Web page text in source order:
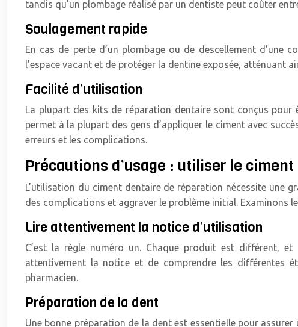
tandis qu’un plombage réalisé par un dentiste peut coûter
Soulagement rapide
En cas de perte d’un plombage ou de descellement d’une
l’espace vacant et de protéger la dentine exposée, atténuant
Facilité d’utilisation
La plupart des kits de réparation dentaire sont conçus pour
permet à la plupart des gens d’appliquer le ciment avec
erreurs et les complications.
Précautions d’usage : utiliser le
L’utilisation du ciment dentaire de réparation nécessite une
des complications et aggraver le problème initial. Examinons
Lire attentivement la notice d’utilisation
C’est la règle numéro un. Chaque produit est différent,
attentivement la notice et de comprendre les différentes
pharmacien.
Préparation de la dent
Une bonne préparation de la dent est essentielle pour